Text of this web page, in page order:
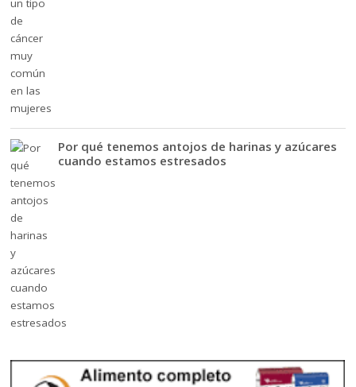
Por qué tenemos antojos de harinas y azúcares
cuando estamos estresados